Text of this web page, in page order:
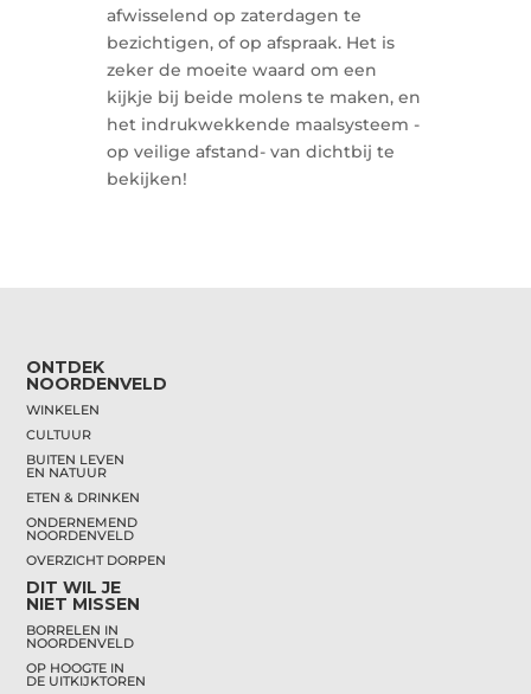
afwisselend op zaterdagen te
bezichtigen, of op afspraak. Het is
zeker de moeite waard om een
kijkje bij beide molens te maken, en
het indrukwekkende maalsysteem -
op veilige afstand- van dichtbij te
bekijken!
ONTDEK
NOORDENVELD
WINKELEN
CULTUUR
BUITEN LEVEN
EN NATUUR
ETEN & DRINKEN
ONDERNEMEND
NOORDENVELD
OVERZICHT DORPEN
DIT WIL JE
NIET MISSEN
BORRELEN IN
NOORDENVELD
OP HOOGTE IN
DE UITKIJKTOREN